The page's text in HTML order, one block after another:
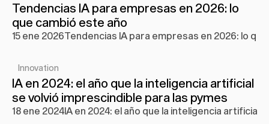
Tendencias IA para empresas en 2026: lo
que cambió este año
15 ene 2026Tendencias IA para empresas en 2026: lo
Innovation
IA en 2024: el año que la inteligencia artificial
se volvió imprescindible para las pymes
18 ene 2024IA en 2024: el año que la inteligencia artificial